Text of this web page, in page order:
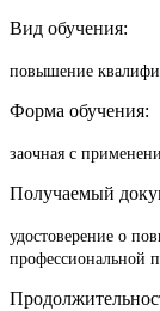
Вид обучения:
повышение
Форма обучения:
заочная с
Получаемый
удостоверение о
профессиональной